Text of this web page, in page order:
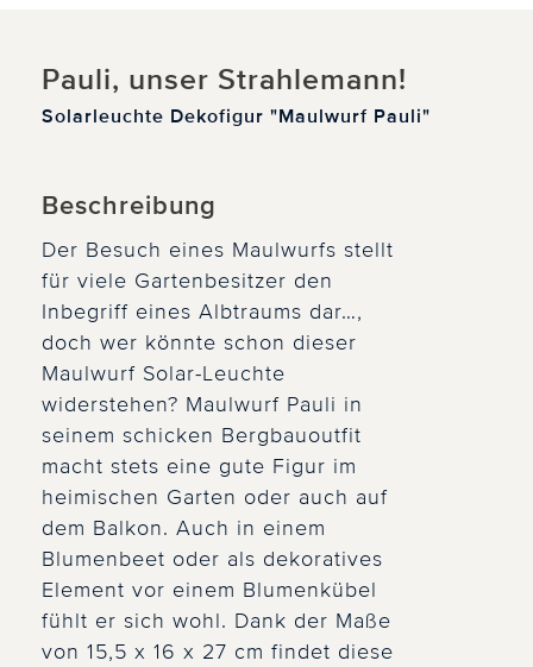
Pauli, unser Strahlemann!
Solarleuchte Dekofigur "Maulwurf Pauli"
Beschreibung
Der Besuch eines Maulwurfs stellt
für viele Gartenbesitzer den
Inbegriff eines Albtraums dar…,
doch wer könnte schon dieser
Maulwurf Solar-Leuchte
widerstehen? Maulwurf Pauli in
seinem schicken Bergbauoutfit
macht stets eine gute Figur im
heimischen Garten oder auch auf
dem Balkon. Auch in einem
Blumenbeet oder als dekoratives
Element vor einem Blumenkübel
fühlt er sich wohl. Dank der Maße
von 15,5 x 16 x 27 cm findet diese